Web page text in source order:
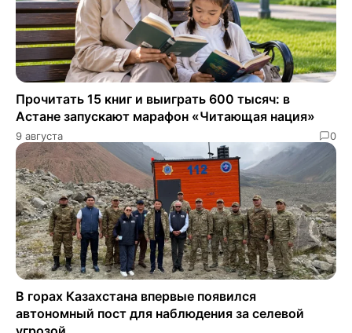
Прочитать 15 книг и выиграть 600 тысяч: в
Астане запускают марафон «Читающая нация»
9 августа 0
В горах Казахстана впервые появился
автономный пост для наблюдения за селевой